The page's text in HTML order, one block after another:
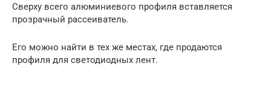
Сверху всего алюминиевого профиля вставляется
прозрачный рассеиватель.
Его можно найти в тех же местах, где продаются
профиля для светодиодных лент.